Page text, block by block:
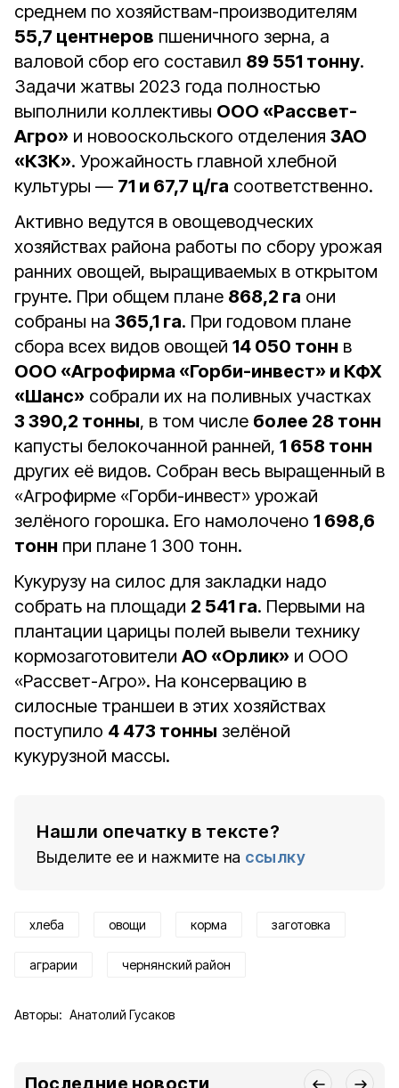
среднем по хозяйствам-производителям
55,7 центнеров пшеничного зерна, а
валовой сбор его составил 89 551 тонну.
Задачи жатвы 2023 года полностью
выполнили коллективы ООО «Рассвет-
Агро» и новооскольского отделения ЗАО
«КЗК». Урожайность главной хлебной
культуры — 71 и 67,7 ц/га соответственно.
Активно ведутся в овощеводческих
хозяйствах района работы по сбору урожая
ранних овощей, выращиваемых в открытом
грунте. При общем плане 868,2 га они
собраны на 365,1 га. При годовом плане
сбора всех видов овощей 14 050 тонн в
ООО «Агрофирма «Горби-инвест» и КФХ
«Шанс» собрали их на поливных участках
3 390,2 тонны, в том числе более 28 тонн
капусты белокочанной ранней, 1 658 тонн
других её видов. Собран весь выращенный в
«Агрофирме «Горби-инвест» урожай
зелёного горошка. Его намолочено 1 698,6
тонн при плане 1 300 тонн.
Кукурузу на силос для закладки надо
собрать на площади 2 541 га. Первыми на
плантации царицы полей вывели технику
кормозаготовители АО «Орлик» и ООО
«Рассвет-Агро». На консервацию в
силосные траншеи в этих хозяйствах
поступило 4 473 тонны зелёной
кукурузной массы.
Нашли опечатку в тексте?
Выделите ее и нажмите на ссылку
хлеба овощи корма заготовка
аграрии чернянский район
Авторы: Анатолий Гусаков
Последние новости